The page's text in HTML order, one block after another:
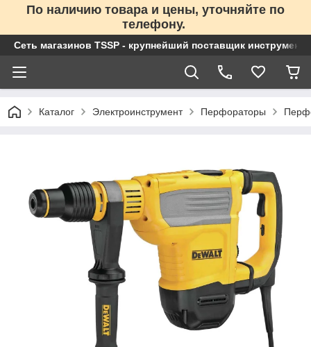
По наличию товара и цены, уточняйте по
телефону.
Сеть магазинов TSSP - крупнейший поставщик
Каталог Электроинструмент Перфораторы